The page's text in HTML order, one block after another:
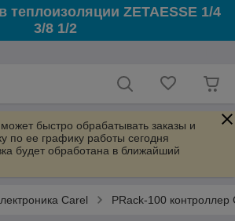
теплоизоляции ZETAESSE 1/4
3/8 1/2
быстро обрабатывать заказы и
по ее графику работы сегодня
будет обработана в ближайший
Carel PRack-100